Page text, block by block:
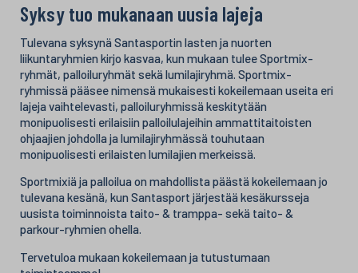
Syksy tuo mukanaan uusia lajeja
Tulevana syksynä Santasportin lasten ja nuorten
liikuntaryhmien kirjo kasvaa, kun mukaan tulee Sportmix-
ryhmät, palloiluryhmät sekä lumilajiryhmä. Sportmix-
ryhmissä pääsee nimensä mukaisesti kokeilemaan useita eri
lajeja vaihtelevasti, palloiluryhmissä keskitytään
monipuolisesti erilaisiin palloilulajeihin ammattitaitoisten
ohjaajien johdolla ja lumilajiryhmässä touhutaan
monipuolisesti erilaisten lumilajien merkeissä.
Sportmixiä ja palloilua on mahdollista päästä kokeilemaan jo
tulevana kesänä, kun Santasport järjestää kesäkursseja
uusista toiminnoista taito- & tramppa- sekä taito- &
parkour-ryhmien ohella.
Tervetuloa mukaan kokeilemaan ja tutustumaan